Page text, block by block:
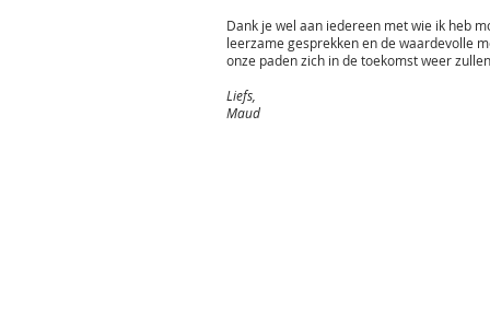
Dank je wel aan iedereen met wie ik heb
leerzame gesprekken en de waardevolle
onze paden zich in de toekomst weer
Liefs,
Maud